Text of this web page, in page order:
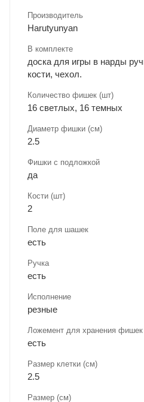
Производитель
Harutyunyan
В комплекте
доска для игры в нарды
кости, чехол.
Количество фишек (шт)
16 светлых, 16 темных
Диаметр фишки (см)
2.5
Фишки с подложкой
да
Кости (шт)
2
Поле для шашек
есть
Ручка
есть
Исполнение
резные
Ложемент для хранения фишек
есть
Размер клетки (см)
2.5
Размер (см)